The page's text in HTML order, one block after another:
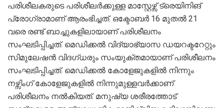
പരിശീലകരുടെ പരിശീലർക്കുള്ള മാസ്റ്റേഴ്സ് ട്രെയിനിങ്
പ്രോഗ്രാമാണ് ആരംഭിച്ചത്. ഒക്ടോബർ 16 മുതൽ 21
വരെ രണ്ട് ബാച്ചുകളിലായാണ് പരിശീലനം
സംഘടിപ്പിച്ചത്. മെഡിക്കൽ വിദ്യാഭ്യാസ ഡയറക്ടറേറ്റും
സിമുലേഷൻ വിദഗ്ധരും സംയുക്തമായാണ് പരിശീലനം
സംഘടിപ്പിച്ചത്. മെഡിക്കൽ കോളേജുകളിൽ നിന്നും
നഴ്സിംഗ് കോളേജുകളിൽ നിന്നുമുള്ളവർക്കാണ്
പരിശീലനം നൽകിയത്. മനുഷ്യ ശരീരത്തോട്